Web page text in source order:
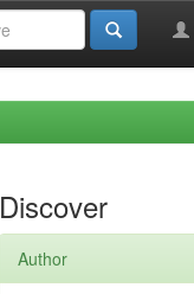
Discover
Author